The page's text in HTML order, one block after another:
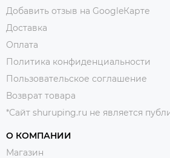
Добавить отзыв на GoogleКарте
Доставка
Оплата
Политика конфиденциальности
Пользовательское соглашение
Возврат товара
*Сайт shuruping.ru не является
О КОМПАНИИ
Магазин